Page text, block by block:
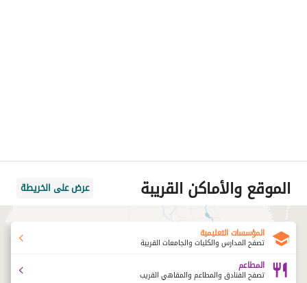
الموقع والأماكن القريبة عرض على الخريطة
المؤسسات التعليمية
تصفح المدارس والكليات والجامعات القريبة
المطاعم
تصفح الفنادق والمطاعم والمقاهي القريب